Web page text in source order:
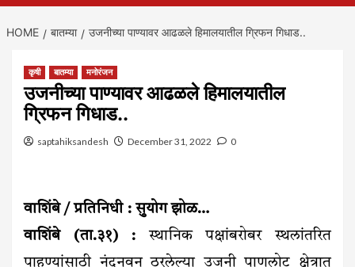
HOME बातम्या उजनीच्या पाण्यावर आढळले हिमालयातील ग्रिफन गिधाड..
कृषी बातम्या मनोरंजन
उजनीच्या पाण्यावर आढळले हिमालयातील
ग्रिफन गिधाड..
saptahiksandesh December 31, 2022 0
वाशिंबे / प्रतिनिधी : सुयोग झोळ…
वाशिंबे (ता.३१) : स्थानिक पक्षांबरोबर स्थलांतरित
पाहुण्यांसाठी नंदनवन ठरलेल्या उजनी पाणलोट क्षेत्रात